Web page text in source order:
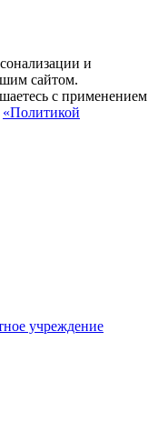
и
сайтом.
с применением
«Политикой
учреждение